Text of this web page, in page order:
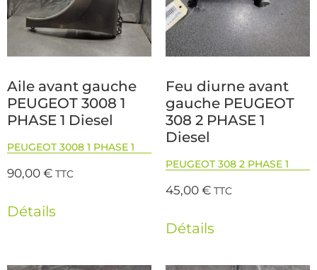
Aile avant gauche
PEUGEOT 3008 1
PHASE 1 Diesel
PEUGEOT 3008 1 PHASE 1
90,00€ TTC
Détails
Feu diurne avant
gauche PEUGEOT
308 2 PHASE 1
Diesel
PEUGEOT 308 2 PHASE 1
45,00€ TTC
Détails